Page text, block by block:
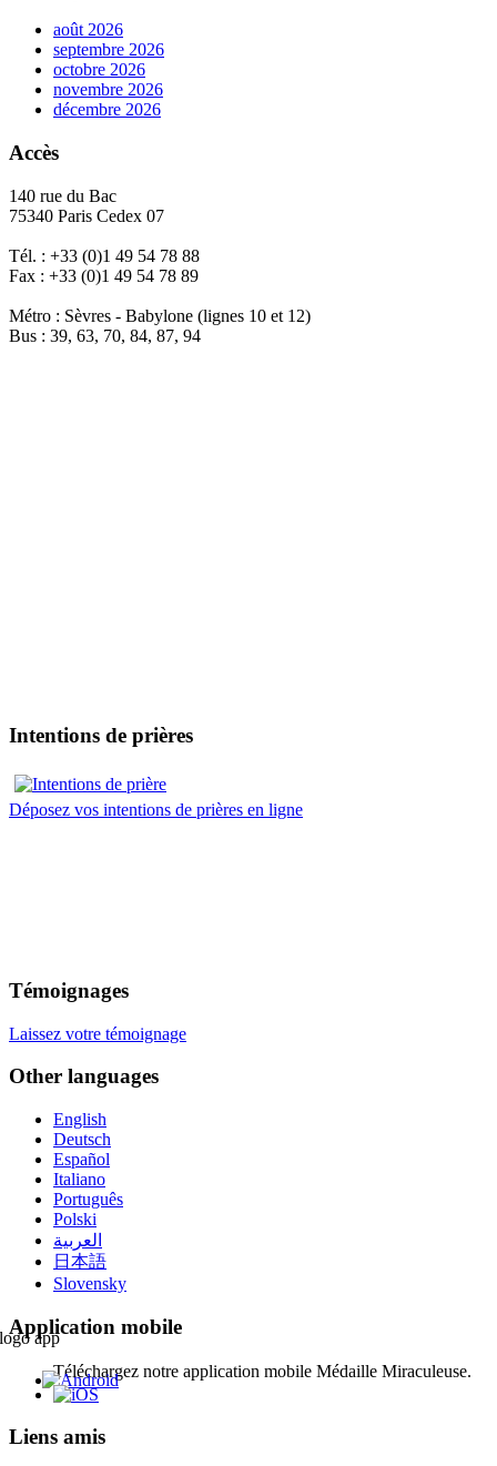
août 2026
septembre 2026
octobre 2026
novembre 2026
décembre 2026
Accès
140 rue du Bac
75340 Paris Cedex 07
Tél. : +33 (0)1 49 54 78 88
Fax : +33 (0)1 49 54 78 89
Métro : Sèvres - Babylone (lignes 10 et 12)
Bus : 39, 63, 70, 84, 87, 94
Intentions de prières
Déposez vos intentions de prières en ligne
Témoignages
Laissez votre témoignage
Other languages
English
Deutsch
Español
Italiano
Português
Polski
العربية
日本語
Slovensky
Application mobile
Téléchargez notre application mobile Médaille Miraculeuse.
Liens amis